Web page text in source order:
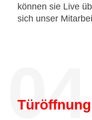
können sie Live
sich unser
04.
Türöffnung